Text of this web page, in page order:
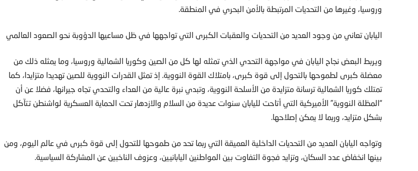
وروسيا، وغيرها من التحديات المرتبطة بالأمن البحري في المنطقة.
اليابان تعاني من وجود العديد من التحديات والعقبات الكبرى التي تواجهها في ظل مساعيها الدؤوبة نحو الصعود العالمي
ويربط البعض نجاح اليابان في مواجهة التحدي الذي تمثله لها كل من الصين وكوريا الشمالية وروسيا، وما يمثله ذلك من
معضلة كبرى لطموحها بالتحول إلى قوة كبرى، بامتلاك القوة النووية. إذ تمثل القدرات النووية للصين تهديدا متزايدا، كما
تمتلك كوريا الشمالية ترسانة متزايدة من الأسلحة النووية، وتبدي نبرة عالية من العداء والتحدي تجاه جيرانها، فضلا عن أن
“المظلة النووية” الأميركية التي أتاحت لليابان سنوات عديدة من السلام والازدهار تحت الحماية العسكرية لواشنطن تتآكل
بشكل متزايد، وربما لا يمكن إصلاحها.
وتواجه اليابان العديد من التحديات الداخلية العميقة التي ربما تحد من طموحها للتحول إلى قوة كبرى في عالم اليوم، ومن
بينها انخفاض عدد السكان، وتزايد فجوة التفاوت بين المواطنين اليابانيين، وعزوف الناخبين عن المشاركة السياسية.